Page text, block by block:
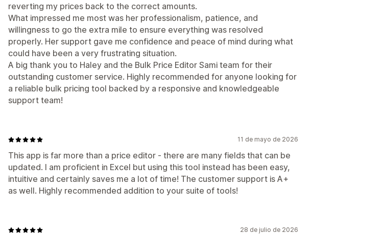
reverting my prices back to the correct amounts.
What impressed me most was her professionalism, patience, and
willingness to go the extra mile to ensure everything was resolved
properly. Her support gave me confidence and peace of mind during what
could have been a very frustrating situation.
A big thank you to Haley and the Bulk Price Editor Sami team for their
outstanding customer service. Highly recommended for anyone looking for
a reliable bulk pricing tool backed by a responsive and knowledgeable
support team!
11 de mayo de 2026
This app is far more than a price editor - there are many fields that can be
updated. I am proficient in Excel but using this tool instead has been easy,
intuitive and certainly saves me a lot of time! The customer support is A+
as well. Highly recommended addition to your suite of tools!
28 de julio de 2026